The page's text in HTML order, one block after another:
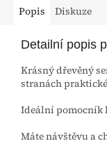
Popis Diskuze
Detailní popis
Krásný dřevěný
stranách
Ideální pomocník
Máte návštěvu a